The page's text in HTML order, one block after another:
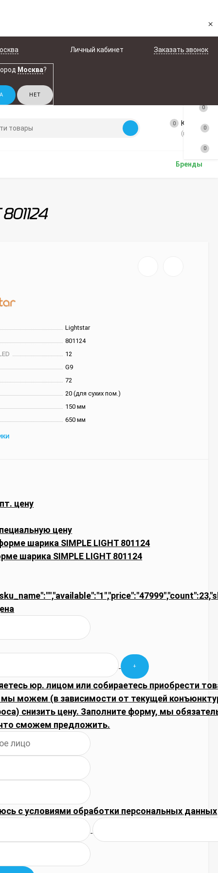
×
Москва?
Личный кабинет Заказать звонок
0 Корзина
(пусто)
Бренды
Lightstar
801124
12
G9
72
20 (для сухих пом.)
150 мм
650 мм
цену
цену
шарика SIMPLE LIGHT 801124
юр. лицом или собираетесь приобрести
мы можем (в зависимости от текущей
снизить цену. Заполните форму, мы
сможем предложить.
сусловиями обработки персональных данных
0
0
0